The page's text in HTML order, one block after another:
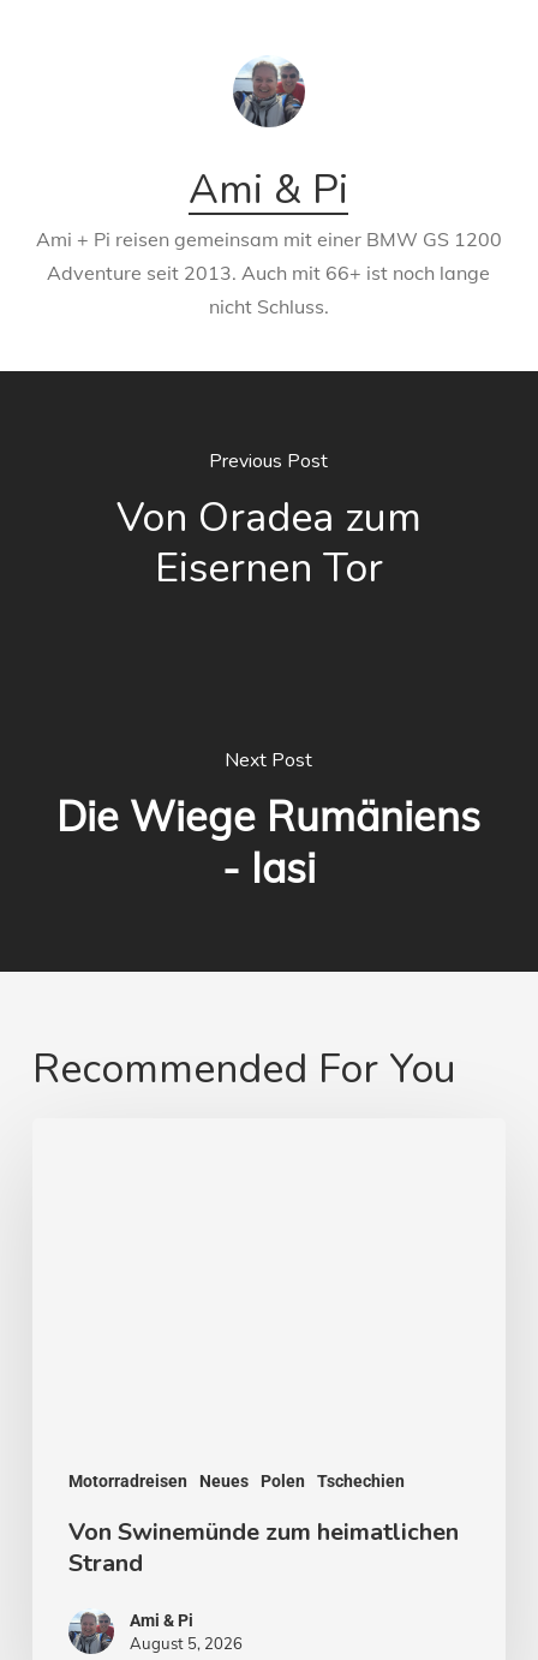
Ami & Pi
Ami + Pi reisen gemeinsam mit einer BMW GS 1200
Adventure seit 2013. Auch mit 66+ ist noch lange
nicht Schluss.
Previous Post
Von Oradea zum
Eisernen Tor
Next Post
Die Wiege Rumäniens
- Iasi
Recommended For You
Motorradreisen Neues Polen Tschechien
Von Swinemünde zum heimatlichen
Strand
Ami & Pi
August 5, 2026